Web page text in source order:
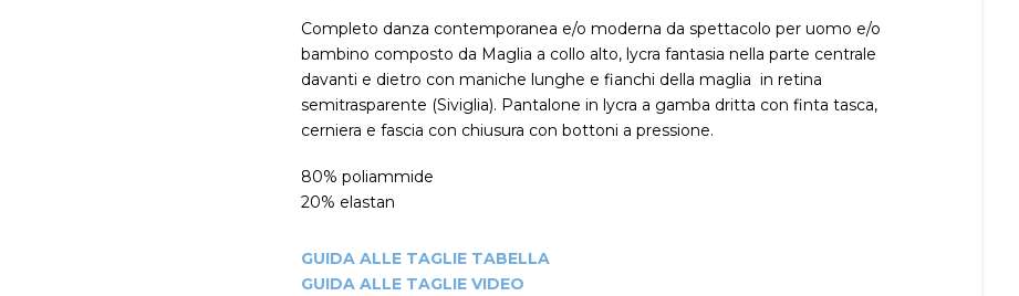
Completo danza contemporanea e/o moderna da spettacolo per uomo e/o
bambino composto da Maglia a collo alto, lycra fantasia nella parte centrale
davanti e dietro con maniche lunghe e fianchi della maglia in retina
semitrasparente (Siviglia). Pantalone in lycra a gamba dritta con finta tasca,
cerniera e fascia con chiusura con bottoni a pressione.
80% poliammide
20% elastan
GUIDA ALLE TAGLIE TABELLA
GUIDA ALLE TAGLIE VIDEO